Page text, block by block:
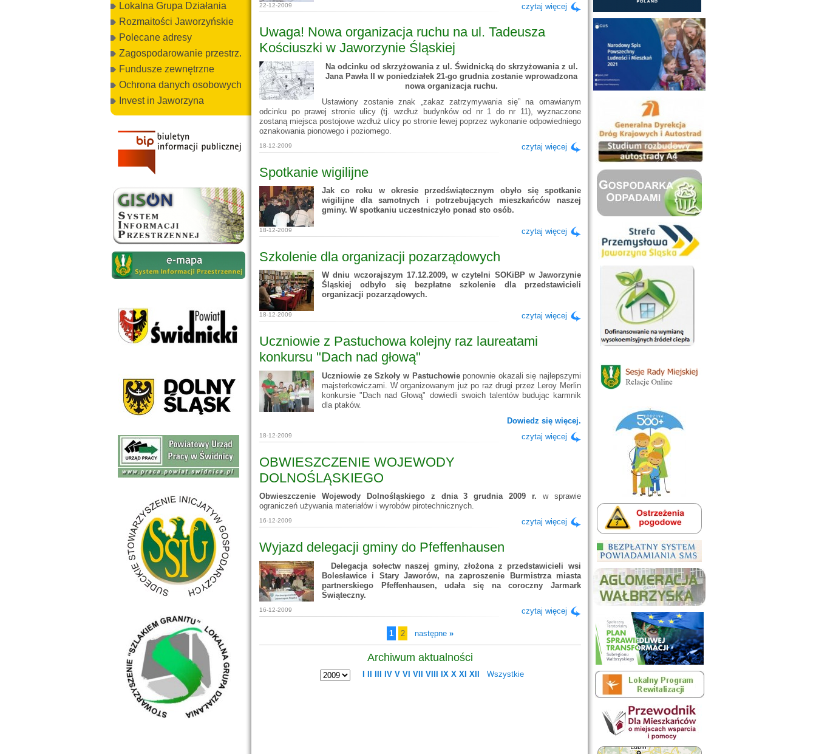
Lokalna Grupa Działania
Rozmaitości Jaworzyńskie
Polecane adresy
Zagospodarowanie przestrz.
Fundusze zewnętrzne
Ochrona danych osobowych
Invest in Jaworzyna
22-12-2009 czytaj więcej
Uwaga! Nowa organizacja ruchu na ul. Tadeusza
Kościuszki w Jaworzynie Śląskiej
Na odcinku od skrzyżowania z ul. Świdnicką do skrzyżowania z ul.
Jana Pawła II w poniedziałek 21-go grudnia zostanie wprowadzona
nowa organizacja ruchu.
Ustawiony zostanie znak „zakaz zatrzymywania się” na omawianym
odcinku po prawej stronie ulicy (tj. wzdłuż budynków od nr 1 do nr 11), wyznaczone
zostaną miejsca postojowe wzdłuż ulicy po stronie lewej poprzez wykonanie odpowiedniego
oznakowania pionowego i poziomego.
18-12-2009 czytaj więcej
Spotkanie wigilijne
Jak co roku w okresie przedświątecznym obyło się spotkanie
wigilijne dla samotnych i potrzebujących mieszkańców naszej
gminy. W spotkaniu uczestniczyło ponad sto osób.
18-12-2009 czytaj więcej
Szkolenie dla organizacji pozarządowych
W dniu wczorajszym 17.12.2009, w czytelni SOKiBP w Jaworzynie
Śląskiej odbyło się bezpłatne szkolenie dla przedstawicieli
organizacji pozarządowych.
18-12-2009 czytaj więcej
Uczniowie z Pastuchowa kolejny raz laureatami
konkursu "Dach nad głową"
Uczniowie ze Szkoły w Pastuchowieponownie okazali się najlepszymi
majsterkowiczami. W organizowanym już po raz drugi przez Leroy Merlin
konkursie "Dach nad Głową" dowiedli swoich talentów budując karmnik
dla ptaków.
Dowiedz się więcej.
18-12-2009 czytaj więcej
OBWIESZCZENIE WOJEWODY
DOLNOŚLĄSKIEGO
Obwieszczenie Wojewody Dolnośląskiego z dnia 3 grudnia 2009 r. w sprawie
ograniczeń używania materiałów i wyrobów pirotechnicznych.
16-12-2009 czytaj więcej
Wyjazd delegacji gminy do Pfeffenhausen
Delegacja sołectw naszej gminy, złożona z przedstawicieli wsi
Bolesławice i Stary Jaworów, na zaproszenie Burmistrza miasta
partnerskiego Pfeffenhausen, udała się na coroczny Jarmark
Świąteczny.
16-12-2009 czytaj więcej
1 2 następne »
Archiwum aktualności
IV V VI VII VIII IX X XI XII Wszystkie